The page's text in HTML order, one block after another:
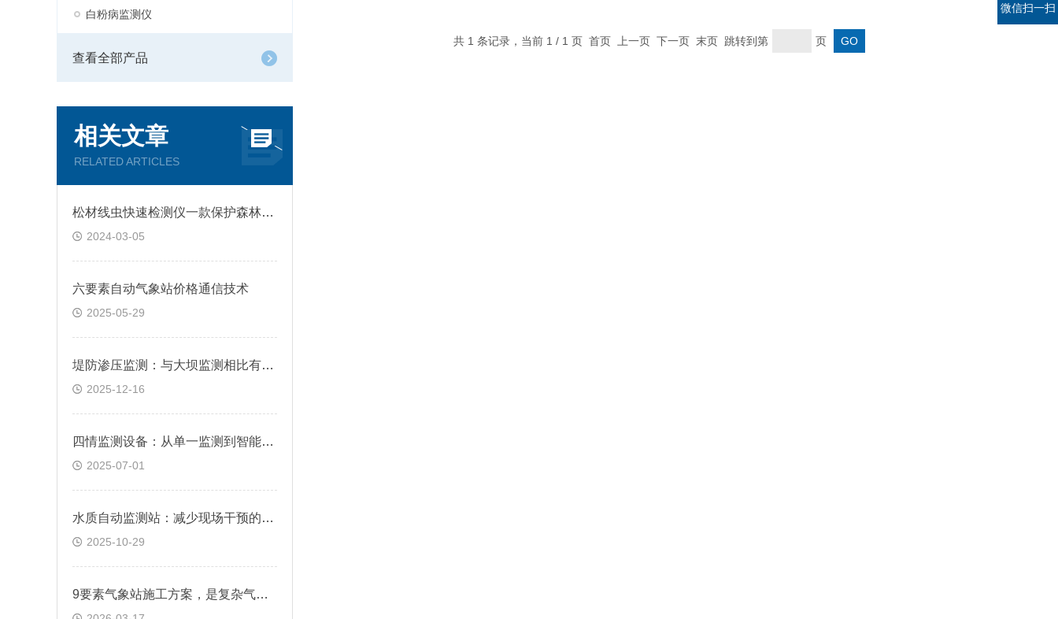
白粉病监测仪
查看全部产品
相关文章
RELATED ARTICLES
松材线虫快速检测仪一款保护森林生态，捍卫绿色未来的松材线虫检测设备
2024-03-05
六要素自动气象站价格通信技术
2025-05-29
堤防渗压监测：与大坝监测相比有何特殊之处?
2025-12-16
四情监测设备：从单一监测到智能决策的农业风险防控中枢
2025-07-01
水质自动监测站：减少现场干预的智能管理模式
2025-10-29
9要素气象站施工方案，是复杂气象观测系统成功实施的关键保障
共 1 条记录，当前 1 / 1 页 首页 上一页 下一页 末页 跳转到第 页
微信扫一扫